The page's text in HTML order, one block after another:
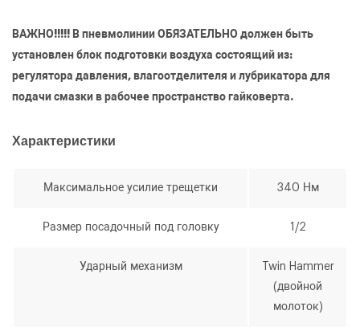
ВАЖНО!!!!! В пневмолинии ОБЯЗАТЕЛЬНО должен быть
установлен блок подготовки воздуха состоящий из:
регулятора давления, влагоотделителя и лубрикатора для
подачи смазки в рабочее пространство гайковерта.
Характеристики
Максимальное усилие трещетки 340 Нм
Размер посадочный под головку 1/2
Ударный механизм
Twin Hammer
(двойной
молоток)
Гайковерт пневматический слесарный